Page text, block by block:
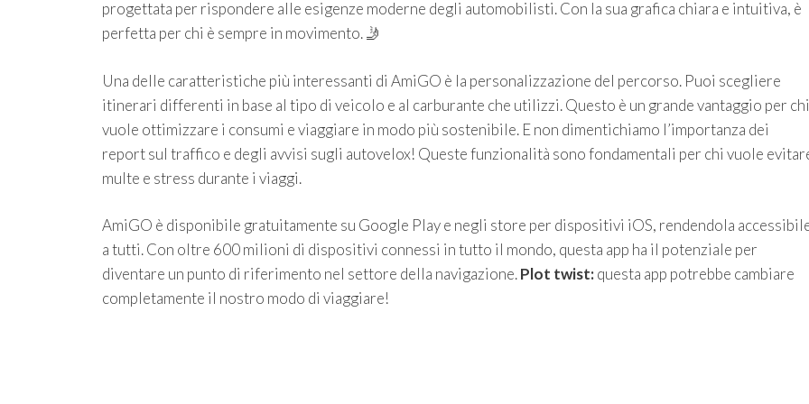
progettata per rispondere alle esigenze moderne degli automobilisti. Con la sua grafica chiara e intuitiva, è
perfetta per chi è sempre in movimento. 🤳
Una delle caratteristiche più interessanti di AmiGO è la personalizzazione del percorso. Puoi scegliere
itinerari differenti in base al tipo di veicolo e al carburante che utilizzi. Questo è un grande vantaggio per chi
vuole ottimizzare i consumi e viaggiare in modo più sostenibile. E non dimentichiamo l’importanza dei
report sul traffico e degli avvisi sugli autovelox! Queste funzionalità sono fondamentali per chi vuole
multe e stress durante i viaggi.
AmiGO è disponibile gratuitamente su Google Play e negli store per dispositivi iOS, rendendola
a tutti. Con oltre 600 milioni di dispositivi connessi in tutto il mondo, questa app ha il potenziale per
diventare un punto di riferimento nel settore della navigazione.Plot twist:questa app potrebbe cambiare
completamente il nostro modo di viaggiare!